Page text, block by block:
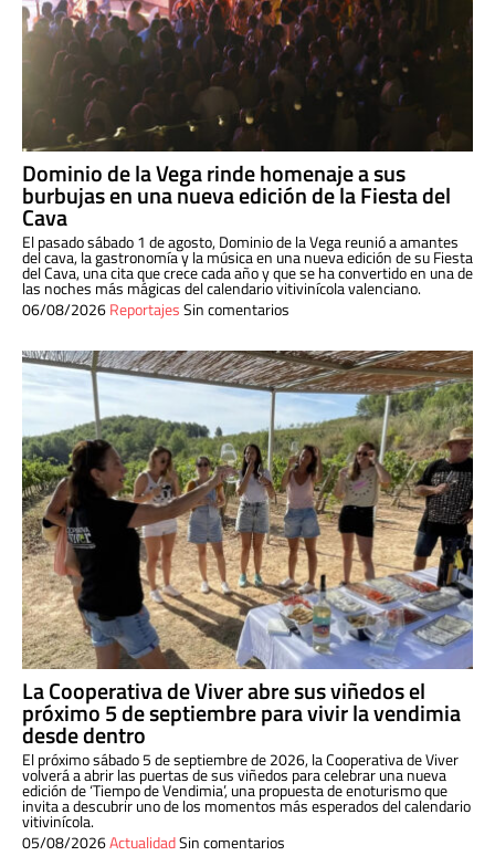
Dominio de la Vega rinde homenaje a sus
burbujas en una nueva edición de la Fiesta del
Cava
El pasado sábado 1 de agosto, Dominio de la Vega reunió a amantes
del cava, la gastronomía y la música en una nueva edición de su Fiesta
del Cava, una cita que crece cada año y que se ha convertido en una de
las noches más mágicas del calendario vitivinícola valenciano.
06/08/2026ReportajesSin comentarios
La Cooperativa de Viver abre sus viñedos el
próximo 5 de septiembre para vivir la vendimia
desde dentro
El próximo sábado 5 de septiembre de 2026, la Cooperativa de Viver
volverá a abrir las puertas de sus viñedos para celebrar una nueva
edición de ‘Tiempo de Vendimia’, una propuesta de enoturismo que
invita a descubrir uno de los momentos más esperados del calendario
vitivinícola.
05/08/2026ActualidadSin comentarios